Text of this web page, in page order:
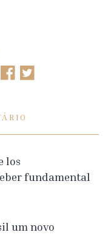
los
fundamental
um novo